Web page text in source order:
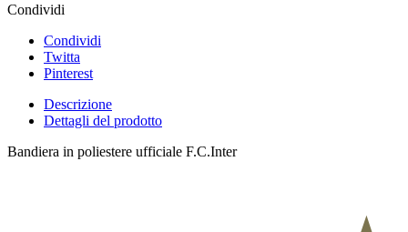
Condividi
Condividi
Twitta
Pinterest
Descrizione
Dettagli del prodotto
Bandiera in poliestere ufficiale F.C.Inter